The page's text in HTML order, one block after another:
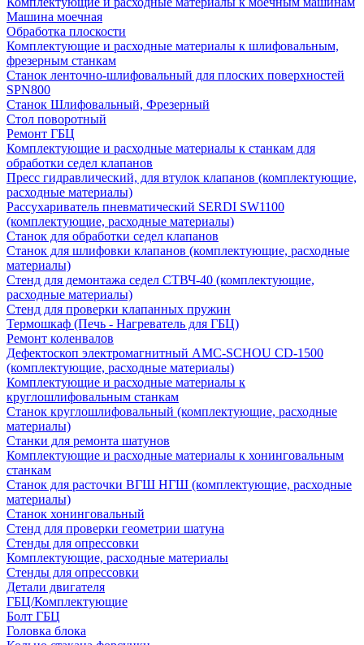
Машина моечная
Обработка плоскости
Комплектующие и расходные материалы к шлифовальным,
фрезерным станкам
Станок ленточно-шлифовальный для плоских поверхностей
SPN800
Станок Шлифовальный, Фрезерный
Стол поворотный
Ремонт ГБЦ
Комплектующие и расходные материалы к станкам для
обработки седел клапанов
Пресс гидравлический, для втулок клапанов (комплектующие,
расходные материалы)
Рассухариватель пневматический SERDI SW1100
(комплектующие, расходные материалы)
Станок для обработки седел клапанов
Станок для шлифовки клапанов (комплектующие, расходные
материалы)
Стенд для демонтажа седел СТВЧ-40 (комплектующие,
расходные материалы)
Стенд для проверки клапанных пружин
Термошкаф (Печь - Нагреватель для ГБЦ)
Ремонт коленвалов
Дефектоскоп электромагнитный AMC-SCHOU CD-1500
(комплектующие, расходные материалы)
Комплектующие и расходные материалы к
круглошлифовальным станкам
Станок круглошлифовальный (комплектующие, расходные
материалы)
Станки для ремонта шатунов
Комплектующие и расходные материалы к хонинговальным
станкам
Станок для расточки ВГШ НГШ (комплектующие, расходные
материалы)
Станок хонинговальный
Стенд для проверки геометрии шатуна
Стенды для опрессовки
Комплектующие, расходные материалы
Стенды для опрессовки
Детали двигателя
ГБЦ/Комплектующие
Болт ГБЦ
Головка блока